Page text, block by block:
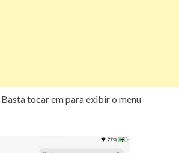
Basta tocar em para exibir o menu